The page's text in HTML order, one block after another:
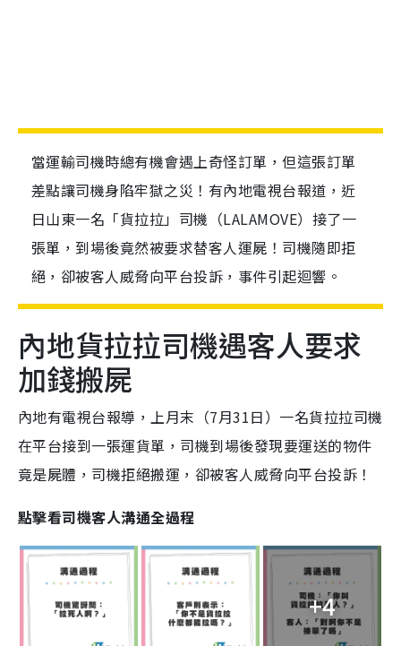
當運輸司機時總有機會遇上奇怪訂單，但這張訂單
差點讓司機身陷牢獄之災！有內地電視台報道，近
日山東一名「貨拉拉」司機（LALAMOVE）接了一
張單，到場後竟然被要求替客人運屍！司機隨即拒
絕，卻被客人威脅向平台投訴，事件引起迴響。
內地貨拉拉司機遇客人要求
加錢搬屍
內地有電視台報導，上月末（7月31日）一名貨拉拉司機
在平台接到一張運貨單，司機到場後發現要運送的物件
竟是屍體，司機拒絕搬運，卻被客人威脅向平台投訴！
點擊看司機客人溝通全過程
+4